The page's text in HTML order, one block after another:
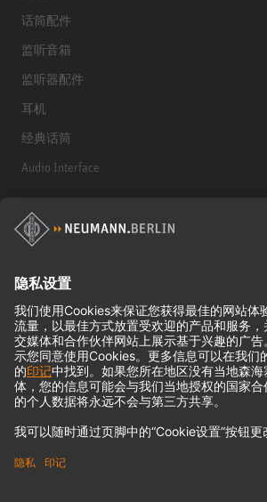
话筒配件
监听音箱
监听器配件
耳机
经典话筒
Audio Interface
© 2018 - 2026Georg Neumann GmbH
Privacy policy